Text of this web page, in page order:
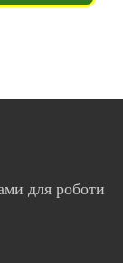
для роботи